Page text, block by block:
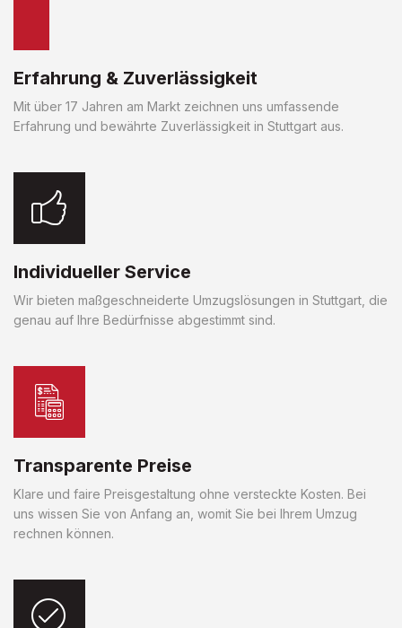
Erfahrung & Zuverlässigkeit
Mit über 17 Jahren am Markt zeichnen uns umfassende
Erfahrung und bewährte Zuverlässigkeit in Stuttgart aus.
Individueller Service
Wir bieten maßgeschneiderte Umzugslösungen in Stuttgart, die
genau auf Ihre Bedürfnisse abgestimmt sind.
Transparente Preise
Klare und faire Preisgestaltung ohne versteckte Kosten. Bei
uns wissen Sie von Anfang an, womit Sie bei Ihrem Umzug
rechnen können.